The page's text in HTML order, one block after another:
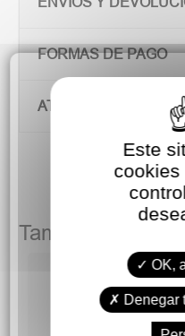
FORMAS DE PAGO
ATENCIÓN AL
También podría
Este
cookies
OK,
Denegar